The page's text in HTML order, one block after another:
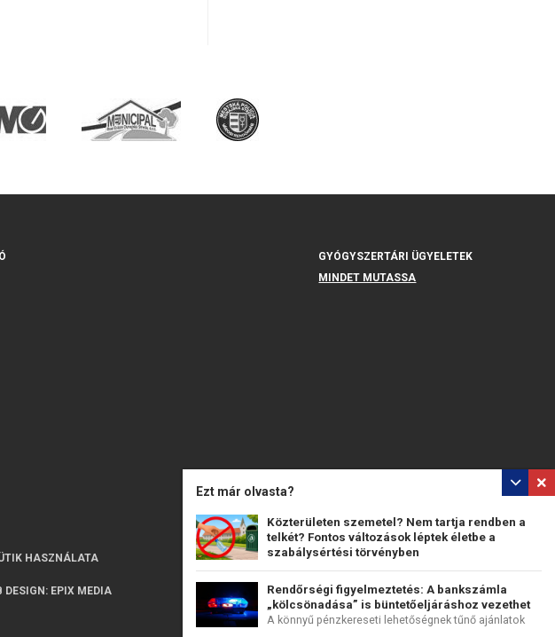
Ezt már olvasta?
Közterületen szemetel? Nem tartja rendben a
telkét? Fontos változások léptek életbe a
szabálysértési törvényben
2026. július 15-én országosan hatályba lépett a...
Rendőrségi figyelmeztetés: A bankszámla
„kölcsönadása” is büntetőeljáráshoz vezethet
A könnyű pénzkereseti lehetőségnek tűnő ajánlatok
GYÓGYSZERTÁRI ÜGYELETEK
MINDET MUTASSA
HASZNÁLATA
DESIGN : EPIX MEDIA